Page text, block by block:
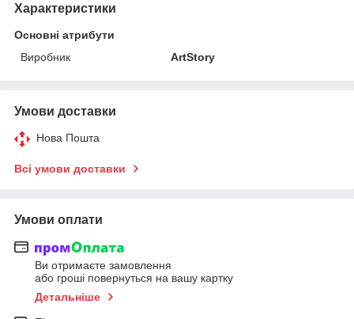
Характеристики
Основні атрибути
Виробник
ArtStory
Умови доставки
Нова Пошта
Всі умови доставки
Умови оплати
Ви отримаєте замовлення
або гроші повернуться на вашу картку
Детальніше